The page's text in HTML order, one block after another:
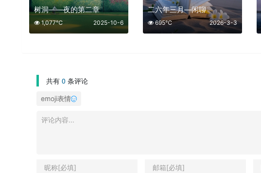
树洞——夜的第二章
2025-10-6
1,077℃
二六年三月—闲聊
2026-3-3
695℃
共有 0 条评论
emoji表情